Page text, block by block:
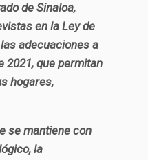
de Sinaloa,
en la Ley de
adecuaciones a
2021, que permitan
hogares,
se mantiene con
la